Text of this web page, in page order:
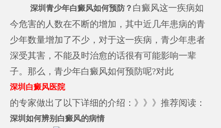
深圳青少年白癜风如何预防？ 白癜风这一疾病如
今危害的人数在不断的增加，其中近几年患病的青
少年数量增加了不少，对于这一疾病，青少年患者
深受其害，不能及时治愈的话很有可能影响一辈
子。那么，青少年白癜风如何预防呢?对此
深圳白癜风医院
的专家做出了以下详细的介绍：》》》推荐阅读：
深圳如何辨别白癜风的病情